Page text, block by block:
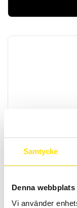
Samtycke
Denna
Vi använder
Self-levelling